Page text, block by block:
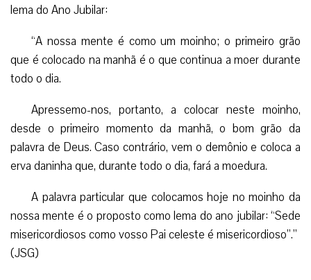
lema do Ano Jubilar:
“A nossa mente é como um moinho; o primeiro grão
que é colocado na manhã é o que continua a moer durante
todo o dia.
Apressemo-nos, portanto, a colocar neste moinho,
desde o primeiro momento da manhã, o bom grão da
palavra de Deus. Caso contrário, vem o demônio e coloca a
erva daninha que, durante todo o dia, fará a moedura.
A palavra particular que colocamos hoje no moinho da
nossa mente é o proposto como lema do ano jubilar: “Sede
misericordiosos como vosso Pai celeste é misericordioso”.”
(JSG)